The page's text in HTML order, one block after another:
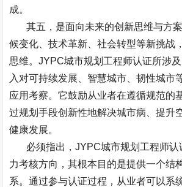
成。
其五，是面向未来的创新思维与方案
候变化、技术革新、社会转型等新挑战
思维。JYPC城市规划工程师认证所涉
入对可持续发展、智慧城市、韧性城市
应用考察。它鼓励从业者在遵循规范的
过规划手段创新性地解决城市病、提升
健康发展。
必须指出，JYPC城市规划工程师
力考核方向，其根本目的是提供一个结
系。通过参与认证过程，从业者可以系